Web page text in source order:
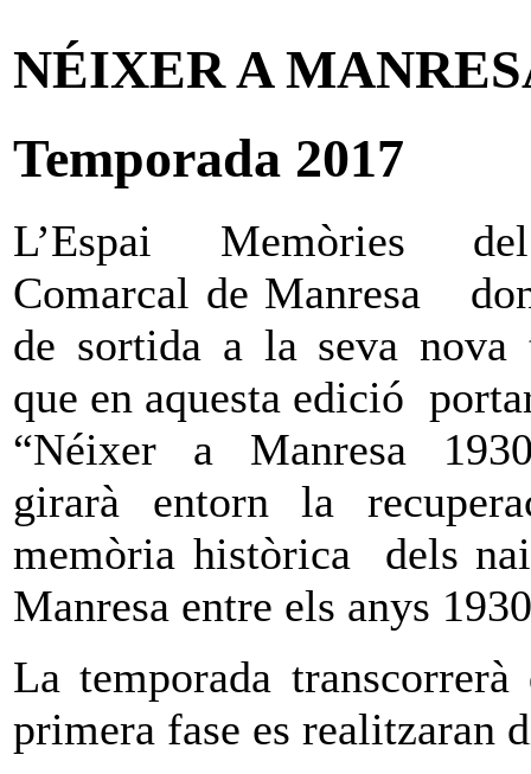
NÉIXER A
Temporada 2017
L’Espai Memòries
Comarcal de Manresa
de sortida a la seva nova
que en aquesta edició
“Néixer a Manresa
girarà entorn la
memòria històrica dels
Manresa entre els anys
La temporada
primera fase es realitzaran